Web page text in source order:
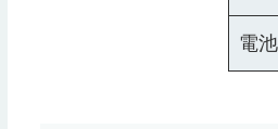
電